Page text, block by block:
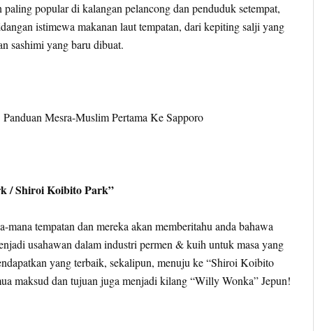
paling popular di kalangan pelancong dan penduduk setempat,
istimewa makanan laut tempatan, dari kepiting salji yang
sashimi yang baru dibuat.
/ Shiroi Koibito Park”
mana tempatan dan mereka akan memberitahu anda bahawa
usahawan dalam industri permen & kuih untuk masa yang
yang terbaik, sekalipun, menuju ke “Shiroi Koibito
maksud dan tujuan juga menjadi kilang “Willy Wonka” Jepun!